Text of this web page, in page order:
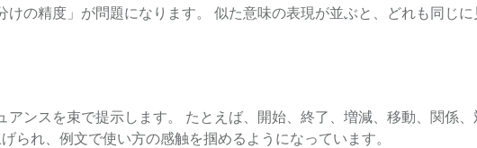
の精度」が問題になります。 似た意味の表現が並ぶと、どれも同じ
ンスを束で提示します。 たとえば、開始、終了、増減、移動、関係
られ、例文で使い方の感触を掴めるようになっています。